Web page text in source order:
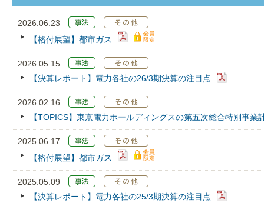
2026.06.23
【格付展望】都市ガス
2026.05.15
【決算レポート】電力各社の26/3期決算の注目点
2026.02.16
【TOPICS】東京電力ホールディングスの第五次総合特別事業
2025.06.17
【格付展望】都市ガス
2025.05.09
【決算レポート】電力各社の25/3期決算の注目点